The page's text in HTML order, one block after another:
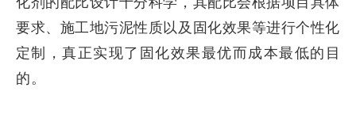
要求、施工地污泥性质以及固化效果等进行个性化
定制，真正实现了固化效果最优而成本最低的目
的。